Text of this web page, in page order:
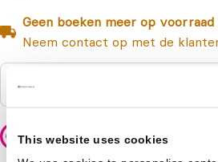
This website uses cookies
Geen boeken meer op voorraad
Neem contact op met de